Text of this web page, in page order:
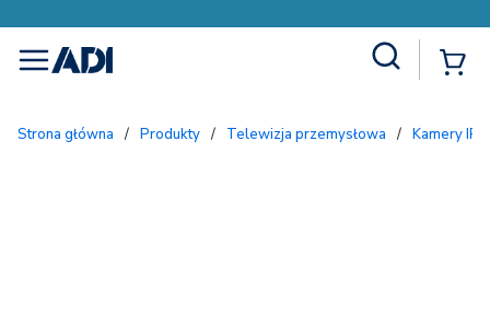
menu
Strona główna / Produkty / Telewizja przemysłowa / Kamery IP